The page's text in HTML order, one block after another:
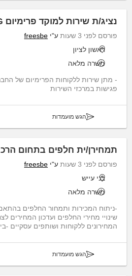
נציג/ת שירות למוקד פרימיום XPENG
פורסם לפני 3 שעות ע"י freesbe
ראשון לציון
משרה מלאה
פגישות במרכזי השירות
הגש מועמדות
תמחירן/ית חלפים בתחום
פורסם לפני 3 שעות ע"י freesbe
בני עייש
משרה מלאה
-ניתוח המכירות ותמחור החלפים
שינויי מחירי החלפים ועדכון המחירים
המחירונים ללקוחות ושותפים עסקיים -
הגש מועמדות